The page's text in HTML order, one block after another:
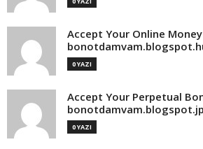
Accept Your Online
0 YAZI
Accept Your Perpetual
0 YAZI